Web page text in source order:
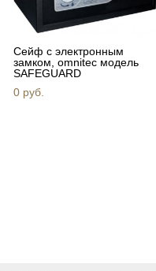
Сейф с электронным
замком, omnitec модель
SAFEGUARD
0 pуб.